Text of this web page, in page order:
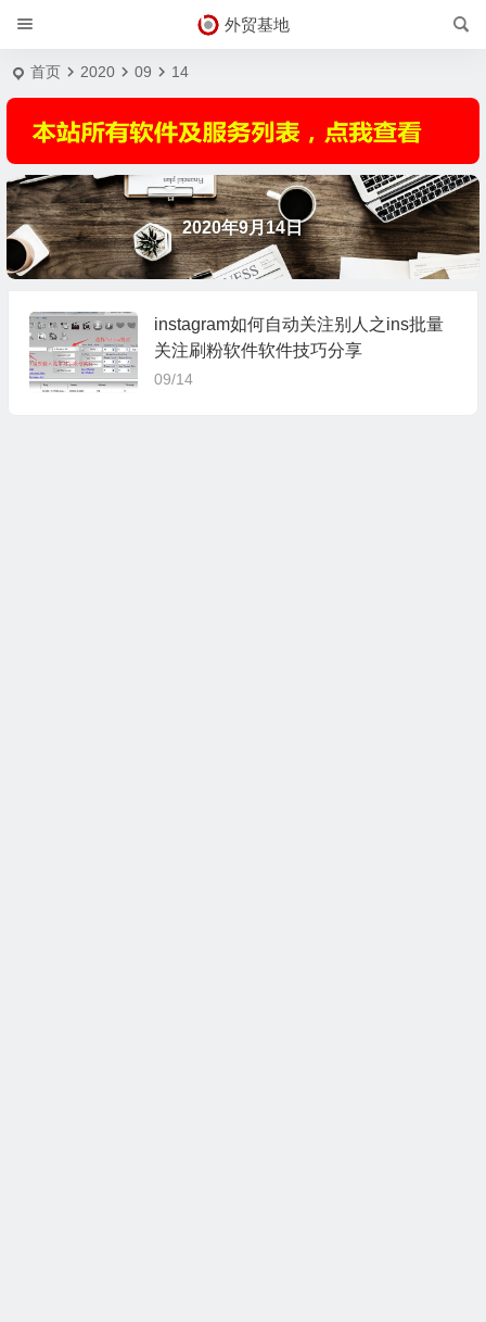
外贸基地
首页 2020 09 14
2020年9月14日
instagram如何自动关注别人之ins批量
关注刷粉软件软件技巧分享
09/14